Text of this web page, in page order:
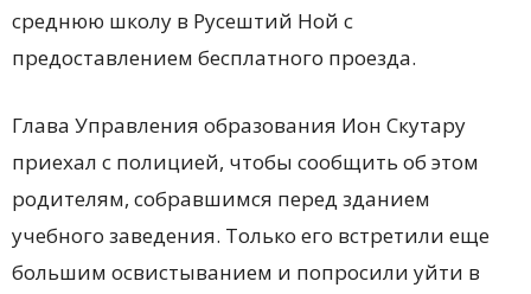
среднюю школу в Русештий Ной с
предоставлением бесплатного проезда.
Глава Управления образования Ион Скутару
приехал с полицией, чтобы сообщить об этом
родителям, собравшимся перед зданием
учебного заведения. Только его встретили еще
большим освистыванием и попросили уйти в